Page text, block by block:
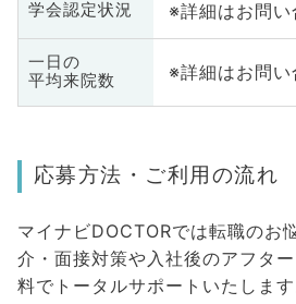
学会認定状況 ※詳細はお問
一日の
平均来院数
※詳細はお問
応募方法・ご利用の流れ
マイナビDOCTORでは転職のお
介・面接対策や入社後のアフタ
料でトータルサポートいたします